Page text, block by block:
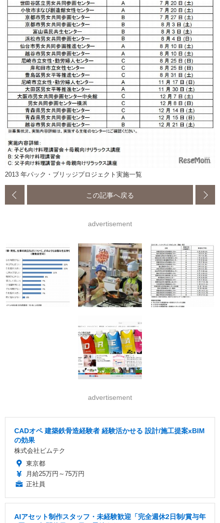
2013 年パック・ブリッジプロジェクト実施一覧
この記事へ戻る
advertisement
advertisement
CADオペ 建築鉄骨造経験者 経験活かせる 設計/施工提案xBIM
の効果
株式会社ビムテク
東京都
月給25万円～75万円
正社員
AIアセット制作スタッフ・未経験歓迎「完全週休2日制/賞与年